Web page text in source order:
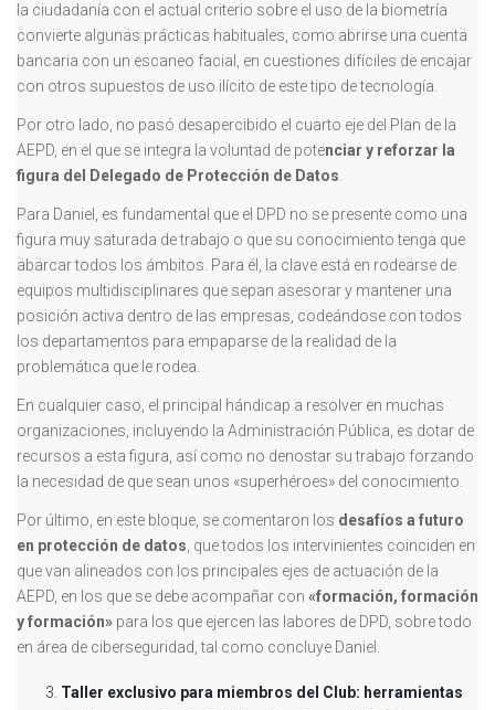
la ciudadanía con el actual criterio sobre el uso de la biometría
convierte algunas prácticas habituales, como abrirse una cuenta
bancaria con un escaneo facial, en cuestiones difíciles de encajar
con otros supuestos de uso ilícito de este tipo de tecnología.
Por otro lado, no pasó desapercibido el cuarto eje del Plan de la
AEPD, en el que se integra la voluntad de potenciar y reforzar la
figura del Delegado de Protección de Datos.
Para Daniel, es fundamental que el DPD no se presente como una
figura muy saturada de trabajo o que su conocimiento tenga que
abarcar todos los ámbitos. Para él, la clave está en rodearse de
equipos multidisciplinares que sepan asesorar y mantener una
posición activa dentro de las empresas, codeándose con todos
los departamentos para empaparse de la realidad de la
problemática que le rodea.
En cualquier caso, el principal hándicap a resolver en muchas
organizaciones, incluyendo la Administración Pública, es dotar de
recursos a esta figura, así como no denostar su trabajo forzando
la necesidad de que sean unos «superhéroes» del conocimiento.
Por último, en este bloque, se comentaron los desafíos a futuro
en protección de datos, que todos los intervinientes coinciden en
que van alineados con los principales ejes de actuación de la
AEPD, en los que se debe acompañar con «formación, formación
y formación» para los que ejercen las labores de DPD, sobre todo
en área de ciberseguridad, tal como concluye Daniel.
Taller exclusivo para miembros del Club: herramientas